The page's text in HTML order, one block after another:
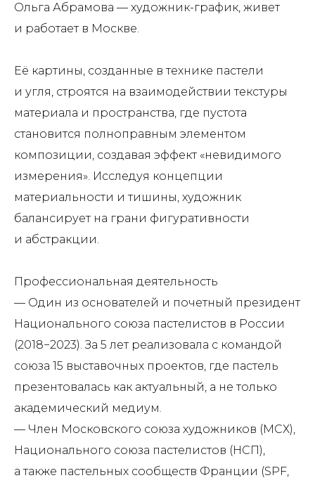
Ольга Абрамова — художник-график, живет
и работает в Москве.
Её картины, созданные в технике пастели
и угля, строятся на взаимодействии текстуры
материала и пространства, где пустота
становится полноправным элементом
композиции, создавая эффект «невидимого
измерения». Исследуя концепции
материальности и тишины, художник
балансирует на грани фигуративности
и абстракции.
Профессиональная деятельность
— Один из основателей и почетный президент
Национального союза пастелистов в России
(2018−2023). За 5 лет реализовала с командой
союза 15 выставочных проектов, где пастель
презентовалась как актуальный, а не только
академический медиум.
— Член Московского союза художников (МСХ),
Национального союза пастелистов (НСП),
а также пастельных сообществ Франции (SPF,